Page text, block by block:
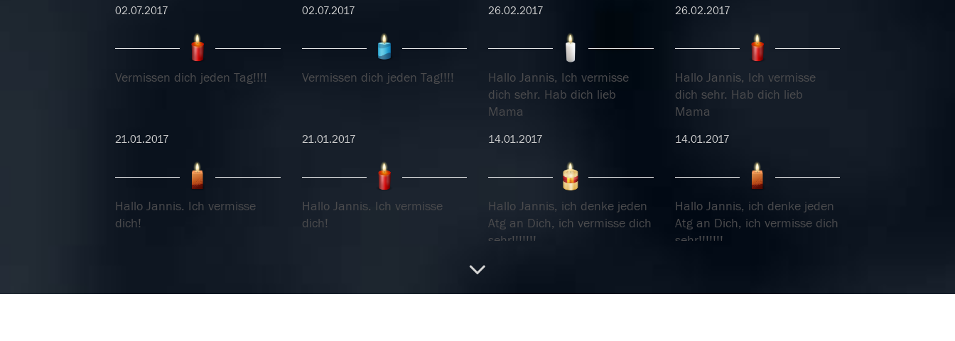
02.07.2017 02.07.2017 26.02.2017 26.02.2017
Vermissen dich jeden Tag!!!!
21.01.2017
Vermissen dich jeden Tag!!!!
21.01.2017
Hallo Jannis, Ich vermisse
dich sehr. Hab dich lieb
Mama
14.01.2017
Hallo Jannis, Ich vermisse
dich sehr. Hab dich lieb
Mama
14.01.2017
Hallo Jannis. Ich vermisse
dich!
Hallo Jannis. Ich vermisse
dich!
Hallo Jannis, ich denke jeden
Atg an Dich, ich vermisse dich
sehr!!!!!!!
Hallo Jannis, ich denke jeden
Atg an Dich, ich vermisse dich
sehr!!!!!!!